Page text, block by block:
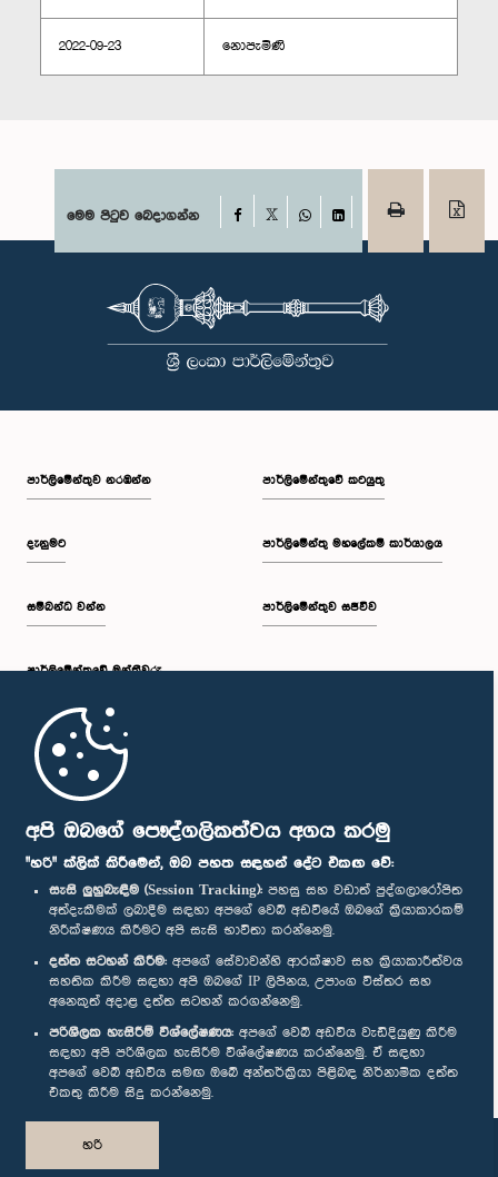
අපි ඔබගේ පෞද්ගලිකත්වය අගය කරමු
"හරි" ක්ලික් කිරීමෙන්, ඔබ පහත සඳහන් දේට එකඟ වේ:
සැසි ලුහුබැඳීම (Session Tracking): පහසු සහ වඩාත් පුද්ගලාරෝපිත
අත්දැකීමක් ලබාදීම සඳහා අපගේ වෙබ් අඩවියේ ඔබගේ ක්‍රියාකාරකම්
නිරීක්ෂණය කිරීමට අපි සැසි භාවිතා කරන්නෙමු.
දත්ත සටහන් කිරීම: අපගේ සේවාවන්හි ආරක්ෂාව සහ ක්‍රියාකාරීත්වය
සහතික කිරීම සඳහා අපි ඔබගේ IP ලිපිනය, උපාංග විස්තර සහ
අනෙකුත් අදාළ දත්ත සටහන් කරගන්නෙමු.
පරිශීලක හැසිරීම් විශ්ලේෂණය: අපගේ වෙබ් අඩවිය වැඩිදියුණු කිරීම
සඳහා අපි පරිශීලක හැසිරීම විශ්ලේෂණය කරන්නෙමු. ඒ සඳහා
අපගේ වෙබ් අඩවිය සමඟ ඔබේ අන්තර්ක්‍රියා පිළිබඳ නිර්නාමික දත්ත
එකතු කිරීම සිදු කරන්නෙමු.
හරි
2022-09-23 නොපැමිණි
මෙම පිටුව බෙදාගන්න Facebook
WhatsAppLinkedIn
පාර්ලි‌මේන්තුව නරඹන්න
දැනුමට
සම්බන්ධ වන්න
පාර්ලි‌මේන්තුවේ මන්ත්‍රීවරු
මුල් පිටුව
පාර්ලිමේන්තුවේ කටයුතු
පාර්ලිමේන්තු මහලේකම් කාර්යාලය
පාර්ලිමේන්තුව සජීවීව
පාර්ලිමේන්තු ජංගම යෙදුම
අප හා සම්බන්ධ වී සිටින්න :
සම්මාන
පෞද්ගලිකත්ව ප්‍රතිපත්තිය